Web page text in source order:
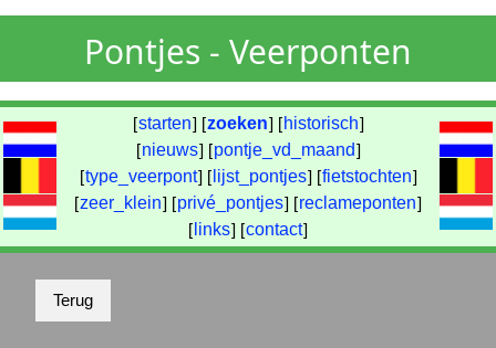
Pontjes - Veerponten
[starten] [zoeken] [ historisch]
[nieuws] [pontje_vd_maand]
[type_veerpont] [ lijst_pontjes] [fietstochten]
[zeer_klein] [privé_pontjes] [reclameponten]
[ links] [contact]